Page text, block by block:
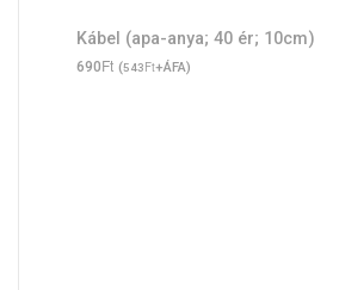
Kábel (apa-anya; 40 ér; 10cm)
690Ft (543Ft+ÁFA)